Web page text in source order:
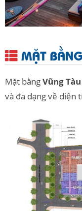
MẶT
Mặt bằngVũng
và đa dạng về diện